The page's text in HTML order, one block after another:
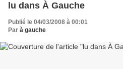
lu dans À Gauche
Publié le 04/03/2008 à 00:01
Par à gauche